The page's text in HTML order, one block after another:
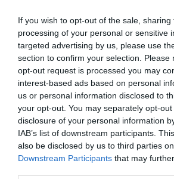
If you wish to opt-out of the sale,
processing of your personal or sensitive
targeted advertising by us, please use
section to confirm your selection. Please
opt-out request is processed you may
interest-based ads based on personal
us or personal information disclosed to
your opt-out. You may separately opt-
disclosure of your personal information
IAB’s list of downstream participants.
also be disclosed by us to third parties
Downstream Participants that may
Αλλά δεν θα το κάνω. Αφού το έκανα
Τα Pokemon δε μπορούν να
τους δύο. Ούτε καν με έναν
πως είναι αναγκαίοι ο Broke, η
Πύραυλος και η Νοσοκόμα Joy. Καλά,
και για άλλους λόγους. Όχι, εσύ
Όχι, εσύ. ΟΧΙ, ΕΣΥ.
Αλλά, αφού όλοι πάνε κι έρχονται,
καταπιώ. Ο Ash και ο Pikachu δεν πάνε